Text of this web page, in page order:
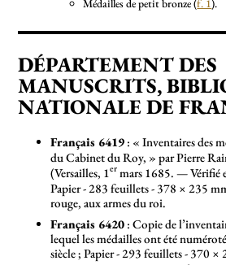
DÉPARTEMENT DES
MANUSCRITS,
NATIONALE DE
Français 6419 : « Inventaires des
du Cabinet du Roy, » par Pierre
(Versailles, 1er mars 1685. —
Papier - 283 feuillets - 378 × 235
rouge, aux armes du roi.
Français 6420 : Copie de
lequel les médailles ont été
siècle; Papier - 293 feuillets - 370 ×